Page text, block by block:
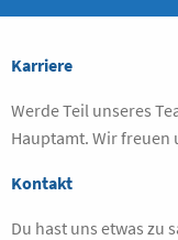
Karriere
Werde Teil unseres
Hauptamt. Wir freuen
Kontakt
Du hast uns etwas zu